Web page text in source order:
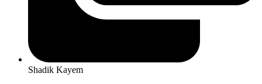
Shadik Kayem